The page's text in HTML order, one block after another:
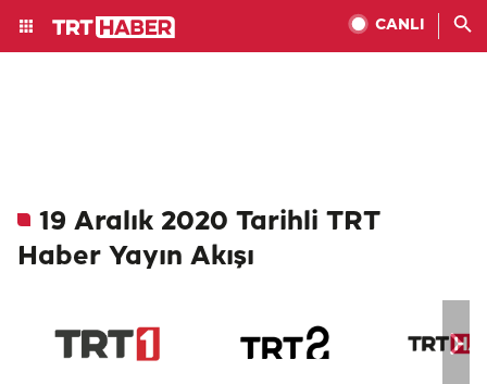
CANLI
19 Aralık 2020 Tarihli TRT
Haber Yayın Akışı